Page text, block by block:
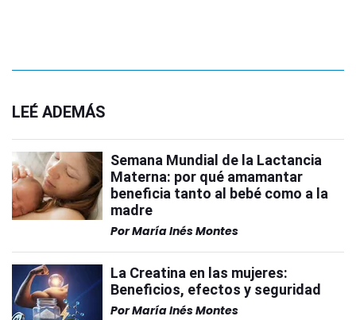
LEÉ ADEMÁS
Semana Mundial de la Lactancia
Materna: por qué amamantar
beneficia tanto al bebé como a la
madre
PorMaría Inés Montes
La Creatina en las mujeres:
Beneficios, efectos y seguridad
PorMaría Inés Montes